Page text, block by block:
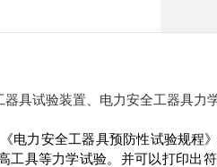
具试验装置、电力安全工器具力
电力安全工器具预防性试验规程
工具等力学试验。并可以打印出